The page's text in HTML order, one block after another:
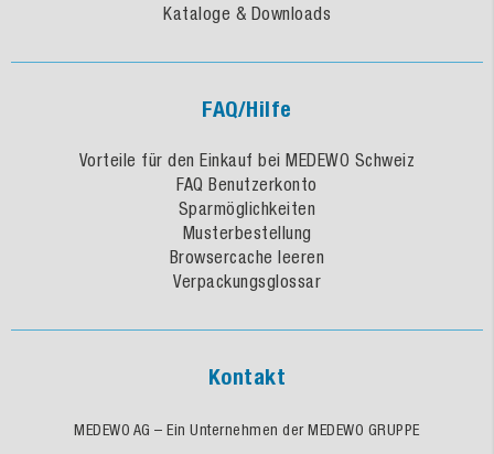
Kataloge & Downloads
FAQ/Hilfe
Vorteile für den Einkauf bei MEDEWO Schweiz
FAQ Benutzerkonto
Sparmöglichkeiten
Musterbestellung
Browsercache leeren
Verpackungsglossar
Kontakt
MEDEWO AG – Ein Unternehmen der MEDEWO GRUPPE